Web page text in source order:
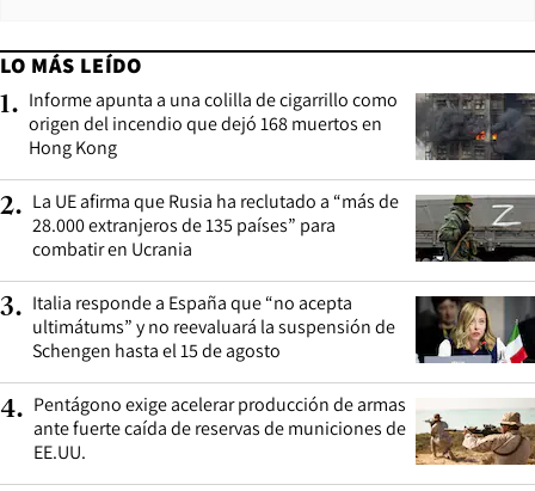
LO MÁS LEÍDO
1. Informe apunta a una colilla de cigarrillo como
origen del incendio que dejó 168 muertos en
Hong Kong
2. La UE afirma que Rusia ha reclutado a “más de
28.000 extranjeros de 135 países” para
combatir en Ucrania
3. Italia responde a España que “no acepta
ultimátums” y no reevaluará la suspensión de
Schengen hasta el 15 de agosto
4. Pentágono exige acelerar producción de armas
ante fuerte caída de reservas de municiones de
EE.UU.